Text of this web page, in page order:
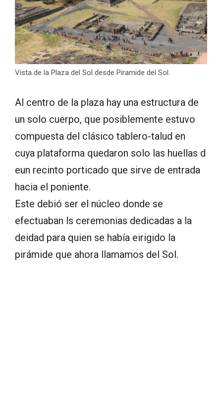
Vista de la Plaza del Sol desde Piramide del Sol.
Al centro de la plaza hay una estructura de
un solo cuerpo, que posiblemente estuvo
compuesta del clásico tablero-talud en
cuya plataforma quedaron solo las huellas d
eun recinto porticado que sirve de entrada
hacia el poniente.
Este debió ser el núcleo donde se
efectuaban ls ceremonias dedicadas a la
deidad para quien se había eirigido la
pirámide que ahora llamamos del Sol.